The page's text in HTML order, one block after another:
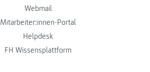
Webmail
Mitarbeiter:innen-Portal
Helpdesk
FH Wissensplattform